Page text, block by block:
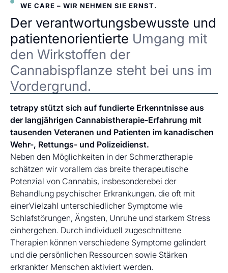
WE CARE – WIR NEHMEN SIE ERNST.
Der verantwortungsbewusste und
patientenorientierte Umgang mit
den Wirkstoffen der
Cannabispflanze steht bei uns im
Vordergrund.
tetrapy stützt sich auf fundierte Erkenntnisse aus
der langjährigen Cannabistherapie-Erfahrung mit
tausenden Veteranen und Patienten im kanadischen
Wehr-, Rettungs- und Polizeidienst.
Neben den Möglichkeiten in der Schmerztherapie
schätzen wir vorallem das breite therapeutische
Potenzial von Cannabis, insbesonderebei der
Behandlung psychischer Erkrankungen, die oft mit
einerVielzahl unterschiedlicher Symptome wie
Schlafstörungen, Ängsten, Unruhe und starkem Stress
einhergehen. Durch individuell zugeschnittene
Therapien können verschiedene Symptome gelindert
und die persönlichen Ressourcen sowie Stärken
erkrankter Menschen aktiviert werden.